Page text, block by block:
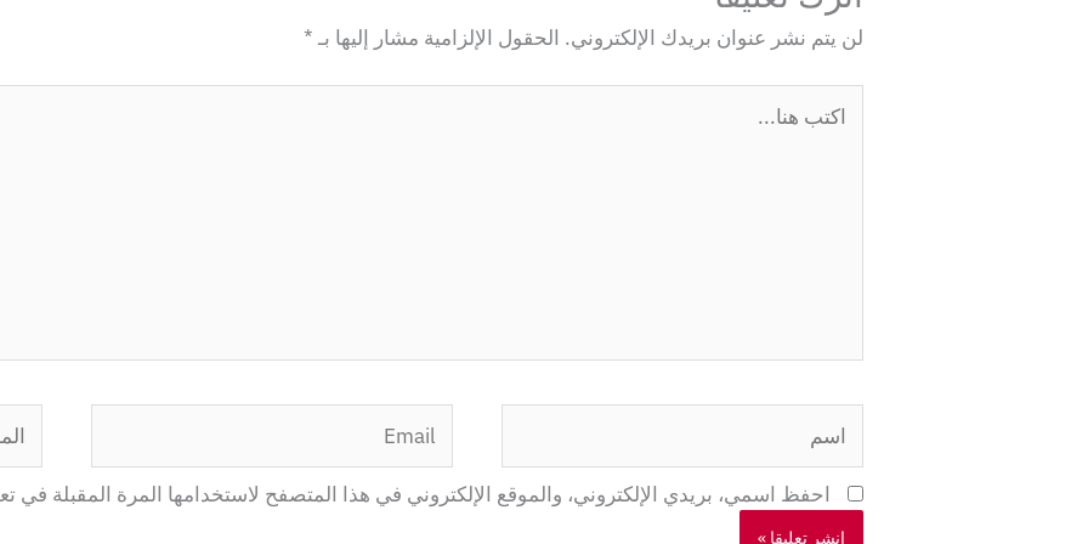
لن يتم نشر عنوان بريدك الإلكتروني. الحقول الإلزامية مشار إليها بـ *
هنا...
احفظ اسمي، بريدي الإلكتروني، والموقع الإلكتروني في هذا المتصفح لاستخدامها المرة المقبلة في